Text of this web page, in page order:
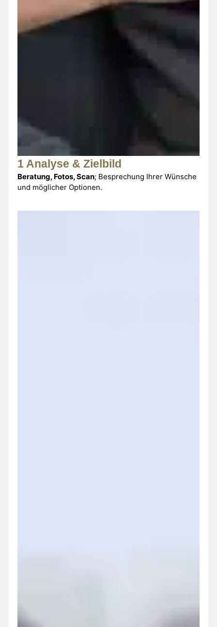
1 Analyse & Zielbild
Beratung, Fotos, Scan; Besprechung Ihrer Wünsche
und möglicher Optionen.